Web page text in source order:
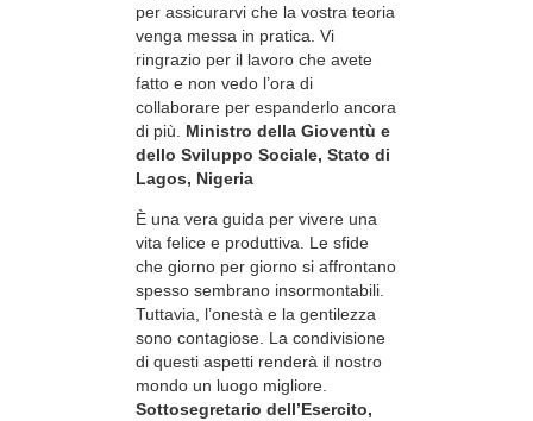
per assicurarvi che la vostra teoria
venga messa in pratica. Vi
ringrazio per il lavoro che avete
fatto e non vedo l’ora di
collaborare per espanderlo ancora
di più. Ministro della Gioventù e
dello Sviluppo Sociale, Stato di
Lagos, Nigeria
È una vera guida per vivere una
vita felice e produttiva. Le sfide
che giorno per giorno si affrontano
spesso sembrano insormontabili.
Tuttavia, l’onestà e la gentilezza
sono contagiose. La condivisione
di questi aspetti renderà il nostro
mondo un luogo migliore.
Sottosegretario dell’Esercito,